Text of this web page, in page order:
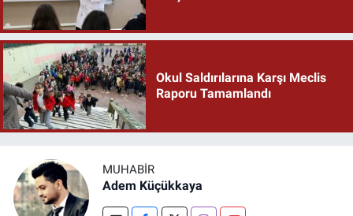
Okul Saldırılarına Karşı Meclis
Raporu Tamamlandı
MUHABIR
Adem Küçükkaya